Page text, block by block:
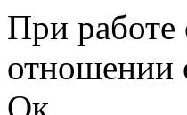
Перейти к основному
При работе
отношении